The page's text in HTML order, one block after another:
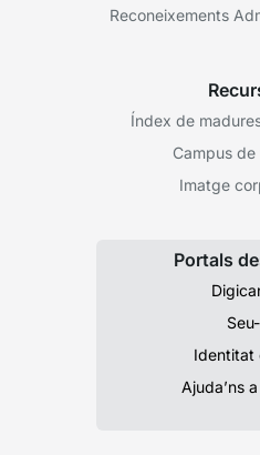
Reconeixements
Índex de
Campus
Imatge
Portals
Identitat
Ajuda’ns